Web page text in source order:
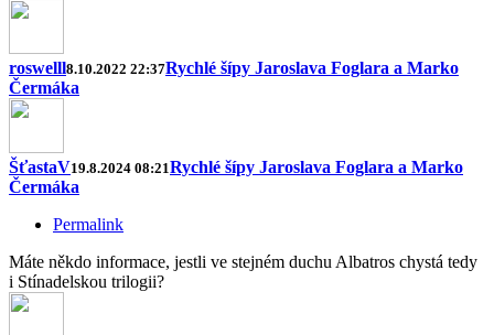
roswelll8.10.2022 22:37Rychlé šípy Jaroslava Foglara a Marko
Čermáka
ŠťastaV19.8.2024 08:21Rychlé šípy Jaroslava Foglara a Marko
Čermáka
Permalink
Máte někdo informace, jestli ve stejném duchu Albatros chystá tedy
i Stínadelskou trilogii?